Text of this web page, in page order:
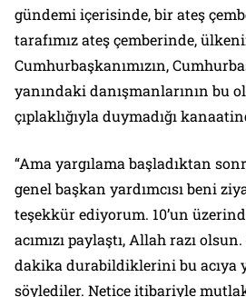
gündemi içerisinde, bir ateş
tarafımız ateş çemberinde,
Cumhurbaşkanımızın,
yanındaki danışmanlarının bu
çıplaklığıyla duymadığı
“Ama yargılama başladıktan
genel başkan yardımcısı beni
teşekkür ediyorum. 10’un
acımızı paylaştı, Allah razı
dakika durabildiklerini bu acıya
söylediler. Netice itibariyle